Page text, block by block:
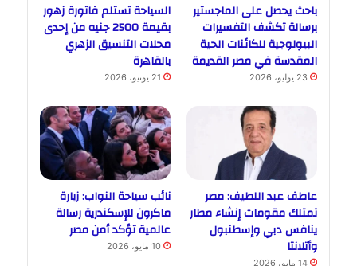
باحث يحصل على الماجستير
برسالة تكشف التفسيرات
البيولوجية للكائنات الحية
المقدسة في مصر القديمة
23 يوليو، 2026
السياحة تستلم فاتورة زهور
بقيمة 2500 جنيه من إحدى
محلات التنسيق الزهري
بالقاهرة
21 يونيو، 2026
عاطف عبد اللطيف: مصر
تمتلك مقومات إنشاء مطار
ينافس دبي وإسطنبول
وأتلانتا
14 مايو، 2026
نائب سياحة النواب: زيارة
ماكرون للإسكندرية رسالة
عالمية تؤكد أمن مصر
10 مايو، 2026